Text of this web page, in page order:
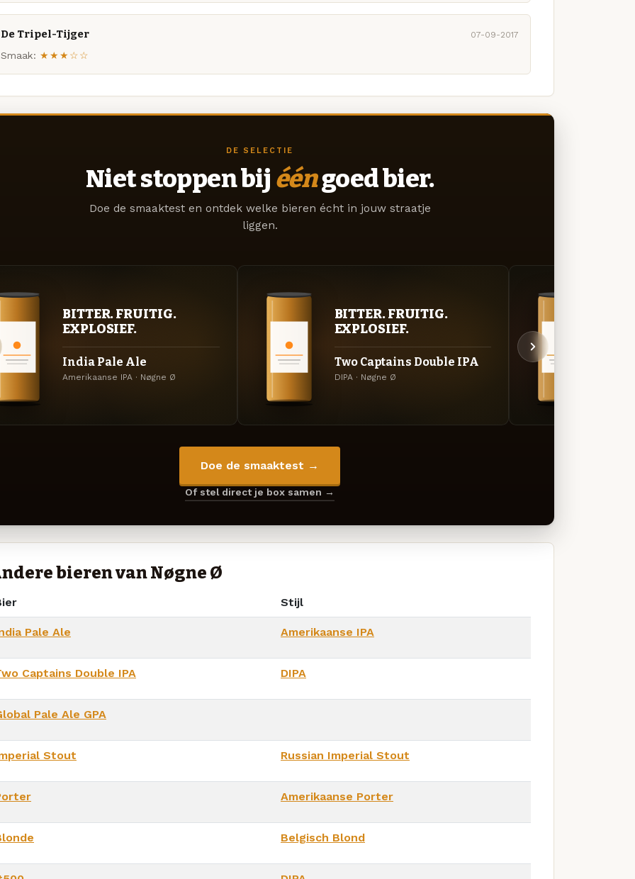
De Tripel-Tijger 07-09-2017
Smaak: ★★★☆☆
DE SELECTIE
Niet stoppen bij ééngoed bier.
Doe de smaaktest en ontdek welke bieren écht in jouw straatje
liggen.
BITTER. FRUITIG.
EXPLOSIEF.
India Pale Ale
Amerikaanse IPA · Nøgne Ø
BITTER. FRUITIG.
EXPLOSIEF.
Two Captains Double IPA
DIPA · Nøgne Ø
Doe de smaaktest →
Of stel direct je box samen →
bieren van Nøgne Ø
Stijl
Pale Ale Amerikaanse IPA
Captains Double IPA DIPA
Pale Ale GPA
Stout Russian Imperial Stout
Amerikaanse Porter
Belgisch Blond